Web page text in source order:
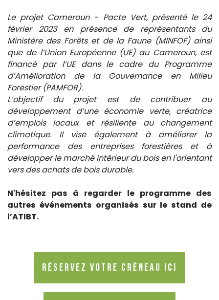
Le projet Cameroun - Pacte Vert, présenté le 24
février 2023 en présence de représentants du
Ministère des Forêts et de la Faune (MINFOF) ainsi
que de l’Union Européenne (UE) au Cameroun, est
financé par l’UE dans le cadre du Programme
d’Amélioration de la Gouvernance en Milieu
Forestier (PAMFOR).
L‘objectif du projet est de contribuer au
développement d’une économie verte, créatrice
d’emplois locaux et résiliente au changement
climatique. Il vise également à améliorer la
performance des entreprises forestières et à
développer le marché intérieur du bois en l'orientant
vers des achats de bois durable.
N'hésitez pas à regarder le programme des
autres événements organisés sur le stand de
l’ATIBT.
Réservez votre créneau ici